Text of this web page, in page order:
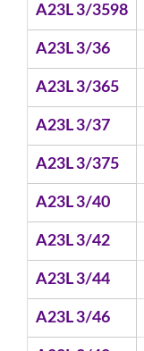
A23L 3/3598
A23L 3/36
A23L 3/365
A23L 3/37
A23L 3/375
A23L 3/40
A23L 3/42
A23L 3/44
A23L 3/46